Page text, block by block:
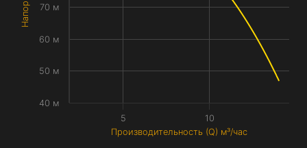
Производительность (Q) м³/час
10
5
40 м
50 м
60 м
70 м